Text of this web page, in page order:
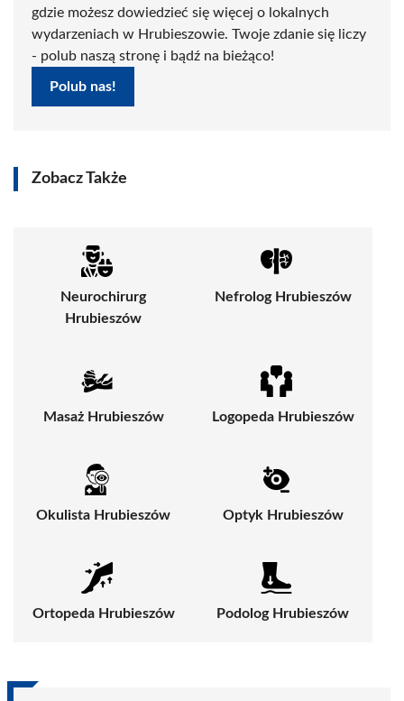
gdzie możesz dowiedzieć się więcej o lokalnych
wydarzeniach w Hrubieszowie. Twoje zdanie się liczy
- polub naszą stronę i bądź na bieżąco!
Polub nas!
Zobacz Także
Neurochirurg
Hrubieszów
Nefrolog Hrubieszów
Masaż Hrubieszów Logopeda Hrubieszów
Okulista Hrubieszów Optyk Hrubieszów
Ortopeda Hrubieszów Podolog Hrubieszów